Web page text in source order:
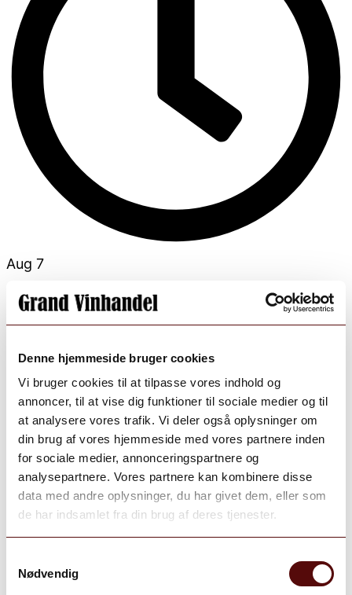
Denne hjemmeside bruger cookies
Vi bruger cookies til at tilpasse vores indhold og
annoncer, til at vise dig funktioner til sociale medier og til
at analysere vores trafik. Vi deler også oplysninger om
din brug af vores hjemmeside med vores partnere inden
for sociale medier, annonceringspartnere og
analysepartnere. Vores partnere kan kombinere disse
data med andre oplysninger, du har givet dem, eller som
de har indsamlet fra din brug af deres tjenester.
Nødvendig
Aug 7
Open post by grand_vinhandel with ID
18105545093331876